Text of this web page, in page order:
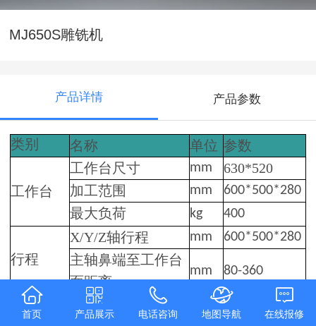
MJ650S雕铣机
产品详情 产品参数
类别 名称 单位 参数
工作台
工作台尺寸 mm
630*520
加工范围
mm 600*500*280
最大负荷 kg 400
行程
X/Y/Z轴行程 mm 600*500*280
主轴鼻端至工作台
面距离
mm 80-360
主轴
主轴锥孔 BT30
首页 产品展示 电话咨询 地图导航 在线报修